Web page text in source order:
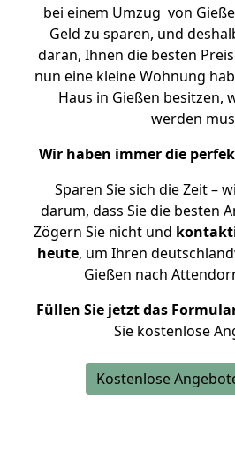
bei einem Umzug von
Geld zu sparen, und
daran, Ihnen die besten
nun eine kleine Wohnung
Haus in Gießen besitzen,
werden
Wir haben immer die
Sparen Sie sich die Zeit –
darum, dass Sie die besten
Zögern Sie nicht und
heute, um Ihren
Gießen nach
Füllen Sie jetzt das
Sie kostenlose
Kostenlose